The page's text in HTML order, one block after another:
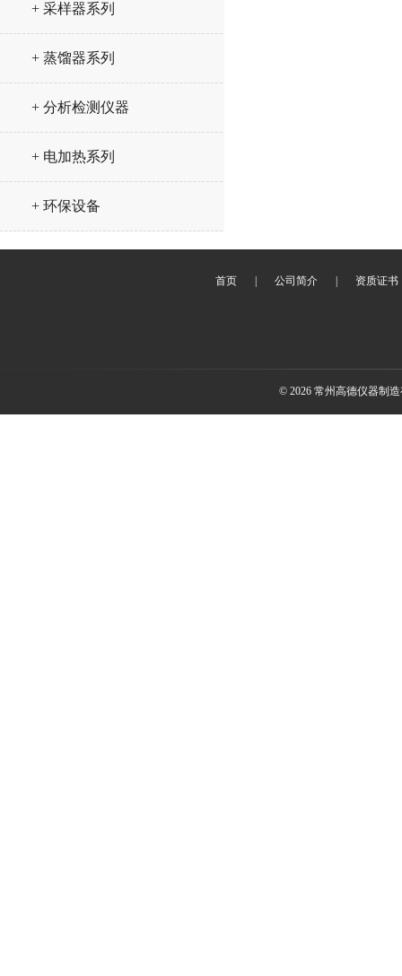
+ 采样器系列
+ 蒸馏器系列
+ 分析检测仪器
+ 电加热系列
+ 环保设备
首页 公司简介 资质证书
© 2026 常州高德仪器制